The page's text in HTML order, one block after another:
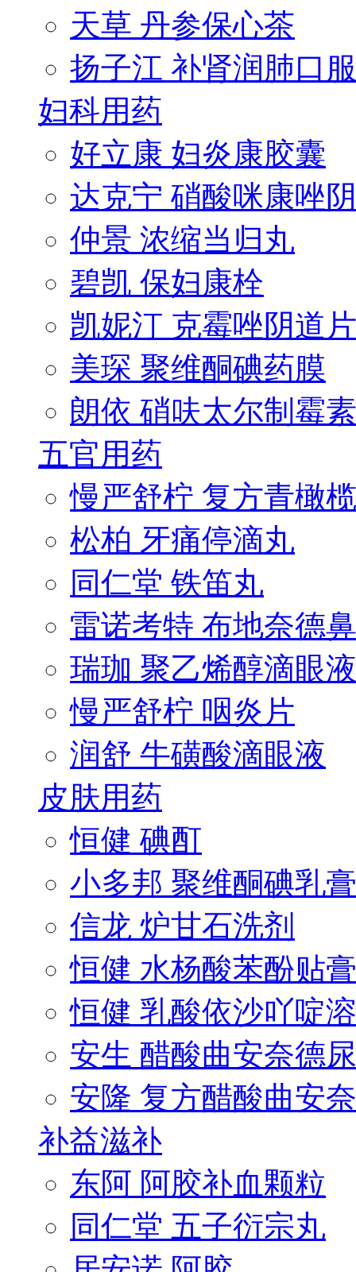
天草 丹参保心茶
扬子江 补肾润肺口
妇科用药
好立康 妇炎康胶囊
达克宁 硝酸咪康唑
仲景 浓缩当归丸
碧凯 保妇康栓
凯妮汀 克霉唑阴道片
美琛 聚维酮碘药膜
朗依 硝呋太尔制霉
五官用药
慢严舒柠 复方青橄
松柏 牙痛停滴丸
同仁堂 铁笛丸
雷诺考特 布地奈德
瑞珈 聚乙烯醇滴眼液
慢严舒柠 咽炎片
润舒 牛磺酸滴眼液
皮肤用药
恒健 碘酊
小多邦 聚维酮碘乳膏
信龙 炉甘石洗剂
恒健 水杨酸苯酚贴膏
恒健 乳酸依沙吖啶
安生 醋酸曲安奈德
安隆 复方醋酸曲安
补益滋补
东阿 阿胶补血颗粒
同仁堂 五子衍宗丸